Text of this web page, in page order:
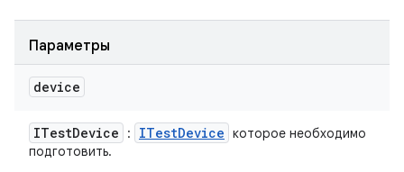
Параметры
device
ITestDevice : ITestDevice которое необходимо
подготовить.